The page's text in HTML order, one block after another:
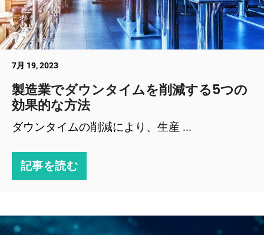
7月 19, 2023
製造業でダウンタイムを削減する5つの
効果的な方法
ダウンタイムの削減により、生産 ...
記事を読む